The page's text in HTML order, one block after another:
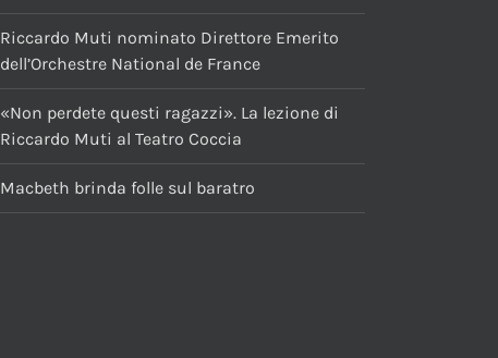
Riccardo Muti nominato Direttore Emerito
dell’Orchestre National de France
«Non perdete questi ragazzi». La lezione di
Riccardo Muti al Teatro Coccia
Macbeth brinda folle sul baratro